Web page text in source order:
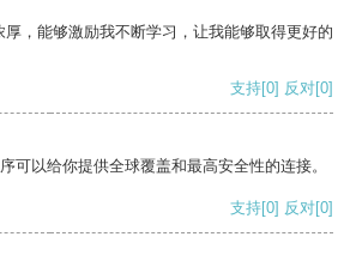
，能够激励我不断学习，让我能够取得更好的
支持[0] 反对[0]
可以给你提供全球覆盖和最高安全性的连接。
支持[0] 反对[0]